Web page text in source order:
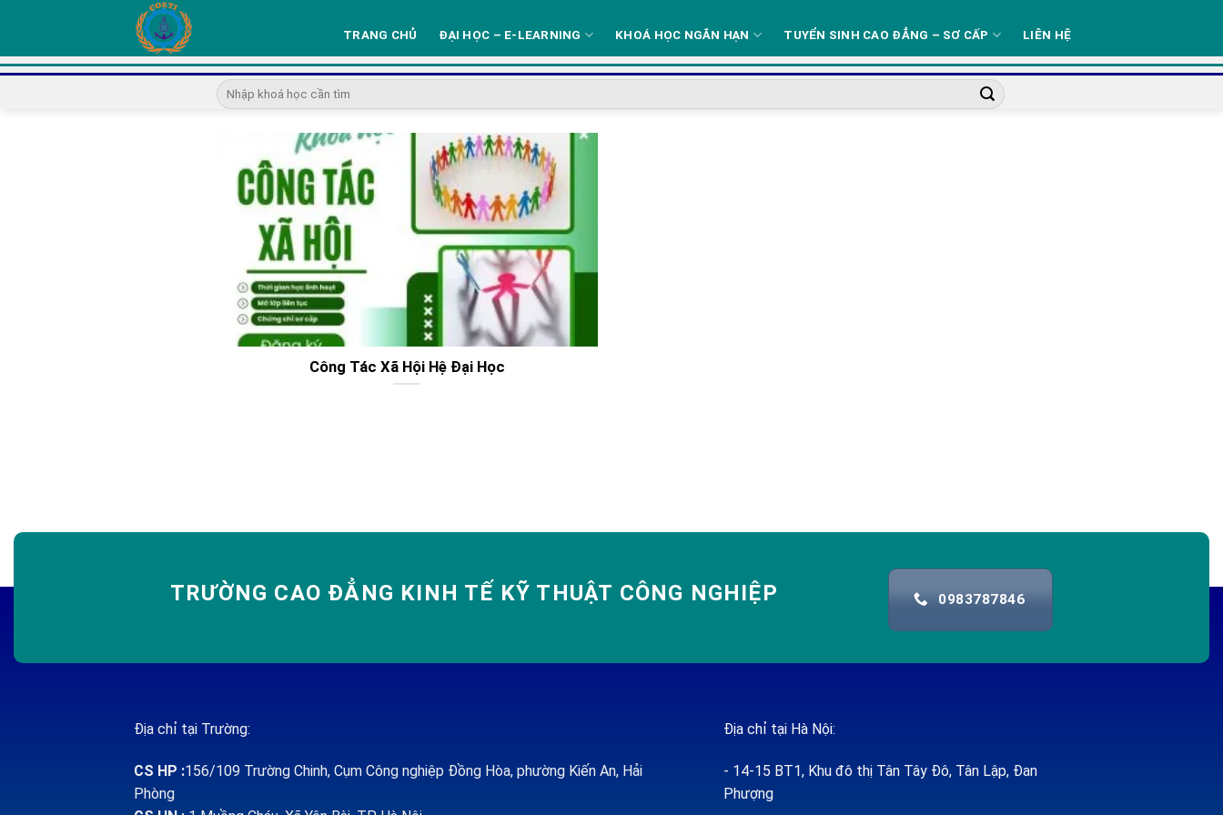
content
TRANG CHỦ ĐẠI HỌC – E-LEARNING KHOÁ HỌC NGẮN HẠN TUYỂN SINH CAO ĐẲNG – SƠ CẤP LIÊN HỆ
Công Tác Xã Hội Hệ Đại Học
TRƯỜNG CAO ĐẲNG KINH TẾ KỸ THUẬT CÔNG NGHIỆP 0983787846
Địa chỉ tại Trường:
CS HP :156/109 Trường Chinh, Cụm Công nghiệp Đồng Hòa, phường Kiến An, Hải
Phòng
Địa chỉ tại Hà Nội:
- 14-15 BT1, Khu đô thị Tân Tây Đô, Tân Lập, Đan
Phượng